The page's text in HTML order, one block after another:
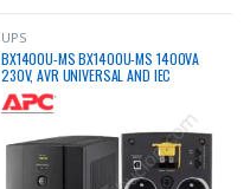
UPS
BX1400U-MS BX1400U-MS 1400VA
230V, AVR UNIVERSAL AND IEC
SOCKETS